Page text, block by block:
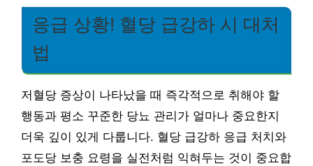
응급 상황! 혈당 급강하 시 대처
법
저혈당 증상이 나타났을 때 즉각적으로 취해야 할
행동과 평소 꾸준한 당뇨 관리가 얼마나 중요한지
더욱 깊이 있게 다룹니다. 혈당 급강하 응급 처치와
포도당 보충 요령을 실전처럼 익혀두는 것이 중요합